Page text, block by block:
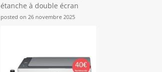
étanche à double écran
posted on 26 novembre 2025